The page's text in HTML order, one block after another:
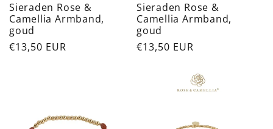
Sieraden Rose &
Camellia Armband,
goud
Normale
€13,50 EUR
Sieraden Rose &
Camellia Armband,
goud
Normale
€13,50 EUR